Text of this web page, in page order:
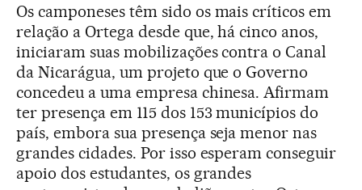
Os camponeses têm sido os mais críticos em
relação a Ortega desde que, há cinco anos,
iniciaram suas mobilizações contra o Canal
da Nicarágua, um projeto que o Governo
concedeu a uma empresa chinesa. Afirmam
ter presença em 115 dos 153 municípios do
país, embora sua presença seja menor nas
grandes cidades. Por isso esperam conseguir
apoio dos estudantes, os grandes